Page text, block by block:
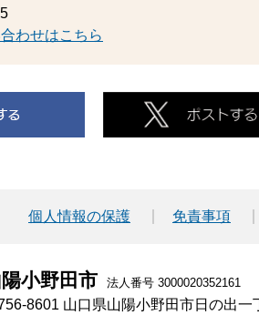
わせはこちら
個人情報の保護 免責事項
小野田市 法人番号 3000020352161
8601 山口県山陽小野田市日の出一